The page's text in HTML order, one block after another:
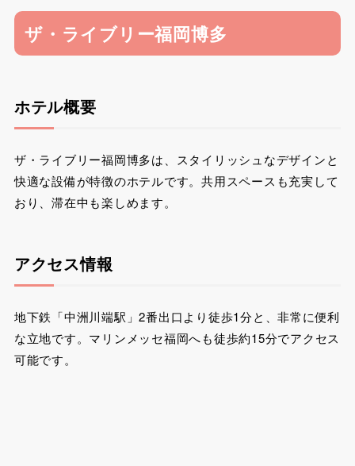
ザ・ライブリー福岡博多
ホテル概要
ザ・ライブリー福岡博多は、スタイリッシュなデザインと
快適な設備が特徴のホテルです。共用スペースも充実して
おり、滞在中も楽しめます。
アクセス情報
地下鉄「中洲川端駅」2番出口より徒歩1分と、非常に便利
な立地です。マリンメッセ福岡へも徒歩約15分でアクセス
可能です。